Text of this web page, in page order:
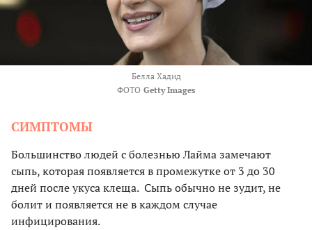
Белла Хадид
ФОТО Getty Images
СИМПТОМЫ
Большинство людей с болезнью Лайма замечают
сыпь, которая появляется в промежутке от 3 до 30
дней после укуса клеща. Сыпь обычно не зудит, не
болит и появляется не в каждом случае
инфицирования.